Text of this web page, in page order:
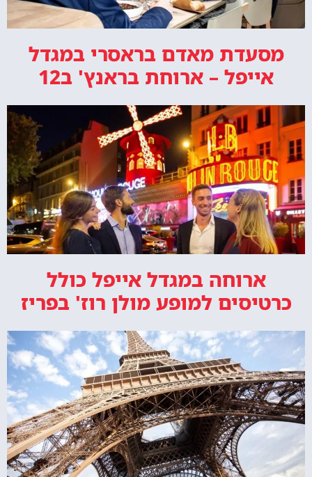
מסעדת מאדם בראסרי במגדל
אייפל – ארוחת בראנץ' ב12
ארוחה במגדל אייפל כולל
כרטיסים למופע מולן רוז' בפריז